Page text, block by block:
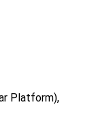
Platform),